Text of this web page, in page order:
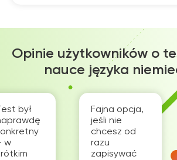
Opinie użytkowników o
nauce języka
był
w
Fajna opcja,
jeśli nie
chcesz od
razu
zapisywać